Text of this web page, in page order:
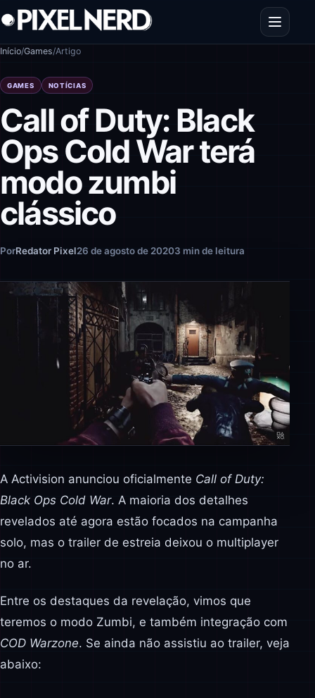
Pular para o conteúdo
Abrir
Início/Games/Artigo
GAMES NOTÍCIAS
Call of Duty: Black
Ops Cold War terá
modo zumbi
clássico
PorRedator Pixel26 de agosto de 20203 min de leitura
A Activision anunciou oficialmente Call of Duty:
Black Ops Cold War. A maioria dos detalhes
revelados até agora estão focados na campanha
solo, mas o trailer de estreia deixou o multiplayer
no ar.
Entre os destaques da revelação, vimos que
teremos o modo Zumbi, e também integração com
COD Warzone. Se ainda não assistiu ao trailer, veja
abaixo: